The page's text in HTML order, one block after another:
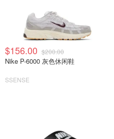
$156.00 $200.00
Nike P-6000 灰色休闲鞋
SSENSE